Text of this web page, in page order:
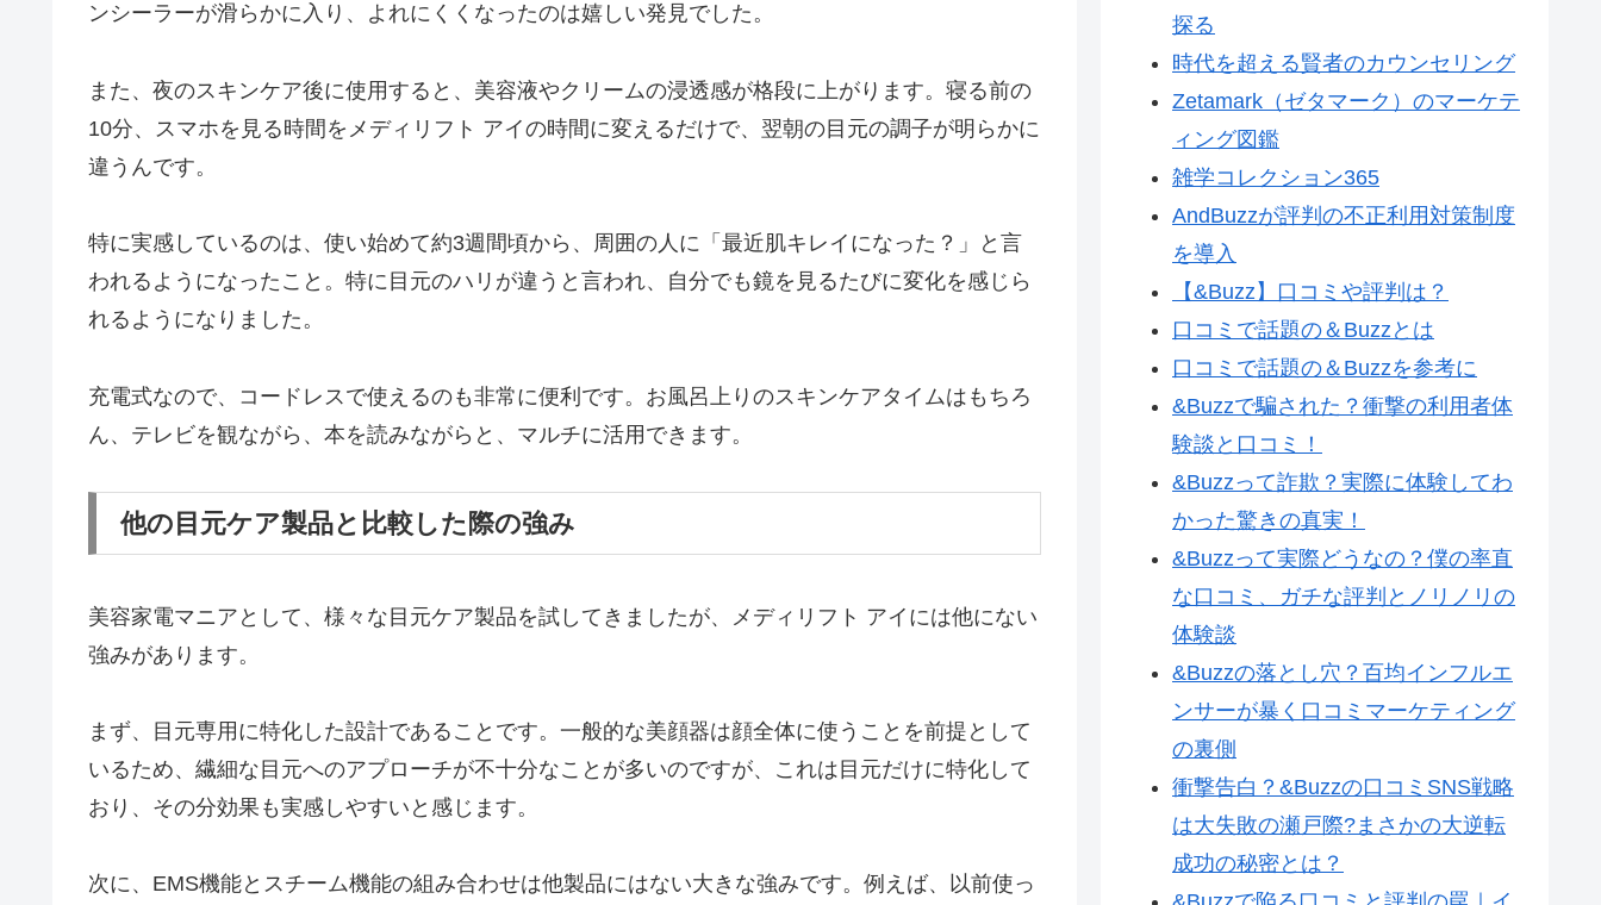
ンシーラーが滑らかに入り、よれにくくなったのは嬉しい発見でした。
また、夜のスキンケア後に使用すると、美容液やクリームの浸透感が格段に上がります。寝る前の
10分、スマホを見る時間をメディリフト アイの時間に変えるだけで、翌朝の目元の調子が明らかに
違うんです。
特に実感しているのは、使い始めて約3週間頃から、周囲の人に「最近肌キレイになった？」と言
われるようになったこと。特に目元のハリが違うと言われ、自分でも鏡を見るたびに変化を感じら
れるようになりました。
充電式なので、コードレスで使えるのも非常に便利です。お風呂上りのスキンケアタイムはもちろ
ん、テレビを観ながら、本を読みながらと、マルチに活用できます。
他の目元ケア製品と比較した際の強み
美容家電マニアとして、様々な目元ケア製品を試してきましたが、メディリフト アイには他にない
強みがあります。
まず、目元専用に特化した設計であることです。一般的な美顔器は顔全体に使うことを前提として
いるため、繊細な目元へのアプローチが不十分なことが多いのですが、これは目元だけに特化して
おり、その分効果も実感しやすいと感じます。
次に、EMS機能とスチーム機能の組み合わせは他製品にはない大きな強みです。例えば、以前使っ
探る
時代を超える賢者のカウンセリング
Zetamark（ゼタマーク）のマーケテ
ィング図鑑
雑学コレクション365
AndBuzzが評判の不正利用対策制度
を導入
【&Buzz】口コミや評判は？
口コミで話題の＆Buzzとは
口コミで話題の＆Buzzを参考に
&Buzzで騙された？衝撃の利用者体
験談と口コミ！
&Buzzって詐欺？実際に体験してわ
かった驚きの真実！
&Buzzって実際どうなの？僕の率直
な口コミ、ガチな評判とノリノリの
体験談
&Buzzの落とし穴？百均インフルエ
ンサーが暴く口コミマーケティング
の裏側
衝撃告白？&Buzzの口コミSNS戦略
は大失敗の瀬戸際?まさかの大逆転
成功の秘密とは？